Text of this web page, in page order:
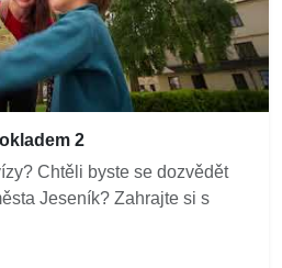
2
Chtěli byste se dozvědět
Jeseník? Zahrajte si s